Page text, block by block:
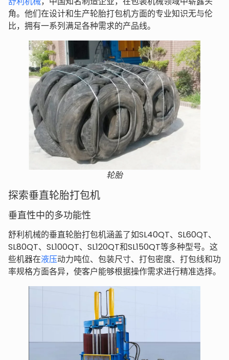
角。他们在设计和生产轮胎打包机方面的专业知识无与伦
比，拥有一系列满足各种需求的产品线。
轮胎
探索垂直轮胎打包机
垂直性中的多功能性
舒利机械的垂直轮胎打包机涵盖了如SL40QT、SL60QT、
SL80QT、SL100QT、SL120QT和SL150QT等多种型号。这
些机器在液压动力吨位、包装尺寸、打包密度、打包线和功
率规格方面各异，使客户能够根据操作需求进行精准选择。